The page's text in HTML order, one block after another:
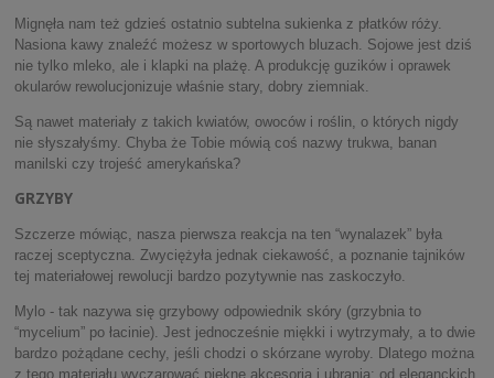
Mignęła nam też gdzieś ostatnio subtelna sukienka z płatków róży.
Nasiona kawy znaleźć możesz w sportowych bluzach. Sojowe jest dziś
nie tylko mleko, ale i klapki na plażę. A produkcję guzików i oprawek
okularów rewolucjonizuje właśnie stary, dobry ziemniak.
Są nawet materiały z takich kwiatów, owoców i roślin, o których nigdy
nie słyszałyśmy. Chyba że Tobie mówią coś nazwy trukwa, banan
manilski czy trojeść amerykańska?
GRZYBY
Szczerze mówiąc, nasza pierwsza reakcja na ten “wynalazek” była
raczej sceptyczna. Zwyciężyła jednak ciekawość, a poznanie tajników
tej materiałowej rewolucji bardzo pozytywnie nas zaskoczyło.
Mylo - tak nazywa się grzybowy odpowiednik skóry (grzybnia to
“mycelium” po łacinie). Jest jednocześnie miękki i wytrzymały, a to dwie
bardzo pożądane cechy, jeśli chodzi o skórzane wyroby. Dlatego można
z tego materiału wyczarować piękne akcesoria i ubrania: od eleganckich